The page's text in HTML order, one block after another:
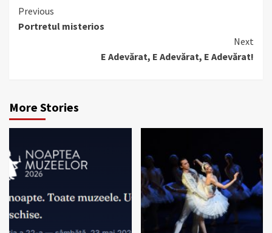
Continue
Reading
Previous
Portretul misterios
Next
E Adevărat, E Adevărat, E Adevărat!
More Stories